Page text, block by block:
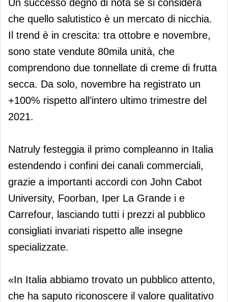
Un successo degno di nota se si considera
che quello salutistico è un mercato di nicchia.
Il trend è in crescita: tra ottobre e novembre,
sono state vendute 80mila unità, che
comprendono due tonnellate di creme di frutta
secca. Da solo, novembre ha registrato un
+100% rispetto all’intero ultimo trimestre del
2021.
Natruly festeggia il primo compleanno in Italia
estendendo i confini dei canali commerciali,
grazie a importanti accordi con John Cabot
University, Foorban, Iper La Grande i e
Carrefour, lasciando tutti i prezzi al pubblico
consigliati invariati rispetto alle insegne
specializzate.
«In Italia abbiamo trovato un pubblico attento,
che ha saputo riconoscere il valore qualitativo